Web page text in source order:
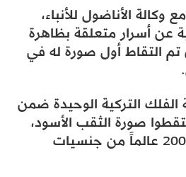
وكالة الأناضول للأنباء،
عن أسرار متعلقة بظاهرة
تم التقاط أول صورة له في
الفلك التركية الوحيدة ضمن
صورة الثقب الأسود،
والمكوّن عددهم من 200 عالماً من جنسيات